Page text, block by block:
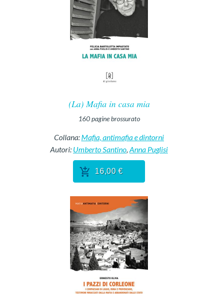
(La) Mafia in casa mia
160pagine brossurato
Collana: Mafia, antimafia e dintorni
Autori: Umberto Santino, Anna Puglisi
16,00 €